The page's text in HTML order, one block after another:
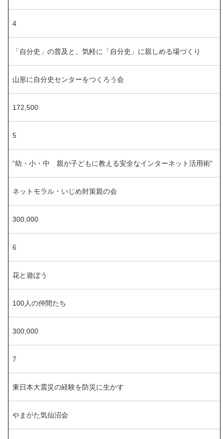
4
「自分史」の普及と、気軽に「自分史」に親しめる場づくり
山形に自分史センターをつくろう会
172,500
5
“幼・小・中 親が子どもに教える安全なインターネット活用術”
ネットモラル・いじめ対策親の会
300,000
6
花と遊ぼう
100人の仲間たち
300,000
7
東日本大震災の経験を防災に生かす
やまがた気仙沼会